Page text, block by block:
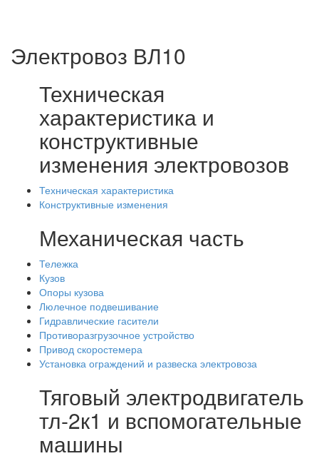
Электровоз ВЛ10
Техническая
характеристика и
конструктивные
изменения электровозов
Техническая характеристика
Конструктивные изменения
Механическая часть
Тележка
Кузов
Опоры кузова
Люлечное подвешивание
Гидравлические гасители
Противоразгрузочное устройство
Привод скоростемера
Установка ограждений и развеска электровоза
Тяговый электродвигатель
тл-2к1 и вспомогательные
машины